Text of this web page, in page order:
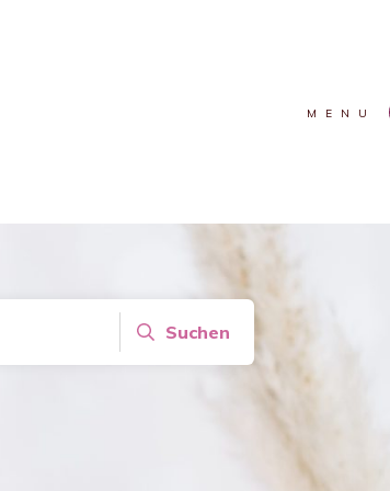
MENU
Suchen